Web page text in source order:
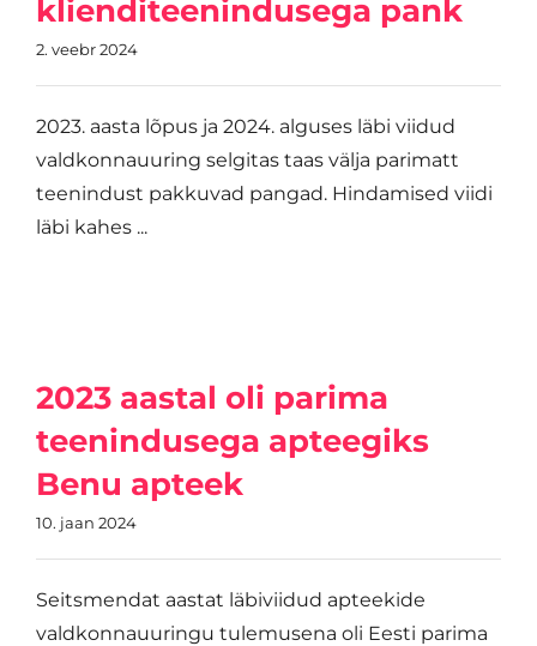
klienditeenindusega pank
2. veebr 2024
2023. aasta lõpus ja 2024. alguses läbi viidud
valdkonnauuring selgitas taas välja parimatt
teenindust pakkuvad pangad. Hindamised viidi
läbi kahes ...
2023 aastal oli parima
teenindusega apteegiks
Benu apteek
10. jaan 2024
Seitsmendat aastat läbiviidud apteekide
valdkonnauuringu tulemusena oli Eesti parima